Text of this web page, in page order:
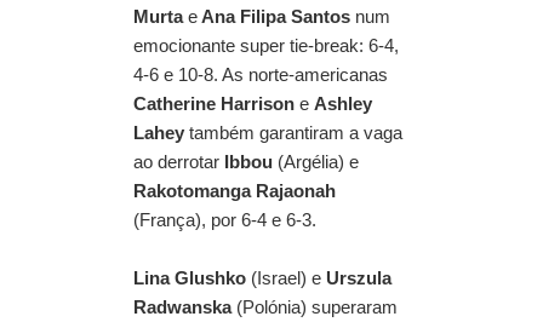
MurtaeAna Filipa Santos num
emocionante super tie-break: 6-4,
4-6 e 10-8. As norte-americanas
Catherine Harrison e Ashley
Lahey também garantiram a vaga
ao derrotar Ibbou (Argélia) e
Rakotomanga Rajaonah
(França), por 6-4 e 6-3.
Lina Glushko (Israel) e Urszula
Radwanska(Polónia) superaram